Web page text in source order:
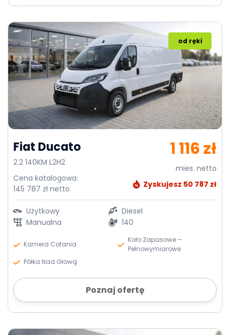
Fiat Ducato
2.2 140KM L2H2
Cena katalogowa:
145 787 zł netto
od ręki
1 116 zł
mies. netto
Zyskujesz 50 787 zł
Użytkowy
Diesel
Manualna
140
Kamera Cofania
Koło Zapasowe –
Pełnowymiarowe
Półka Nad Głową
Poznaj ofertę